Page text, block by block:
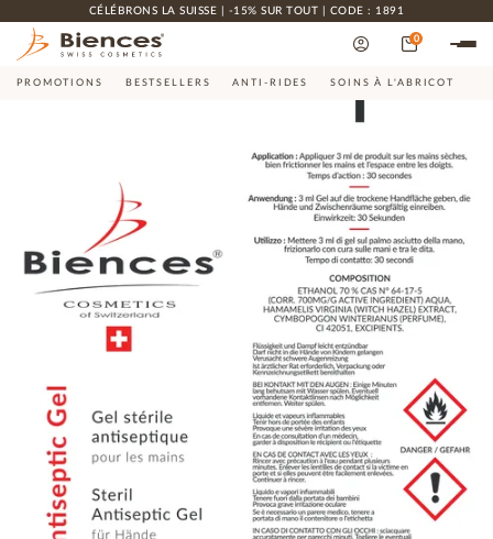
CÉLÉBRONS LA SUISSE | -15% SUR TOUT | CODE : 1891
0
PROMOTIONS BESTSELLERS ANTI-RIDES SOINS À L'ABRICOT